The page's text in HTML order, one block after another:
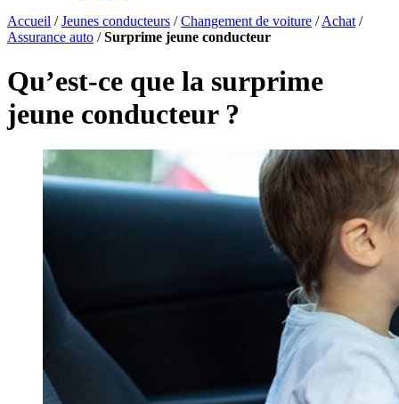
Accueil /Jeunes conducteurs /Changement de voiture /Achat /
Assurance auto /Surprime jeune conducteur
Qu’est-ce que la surprime
jeune conducteur ?